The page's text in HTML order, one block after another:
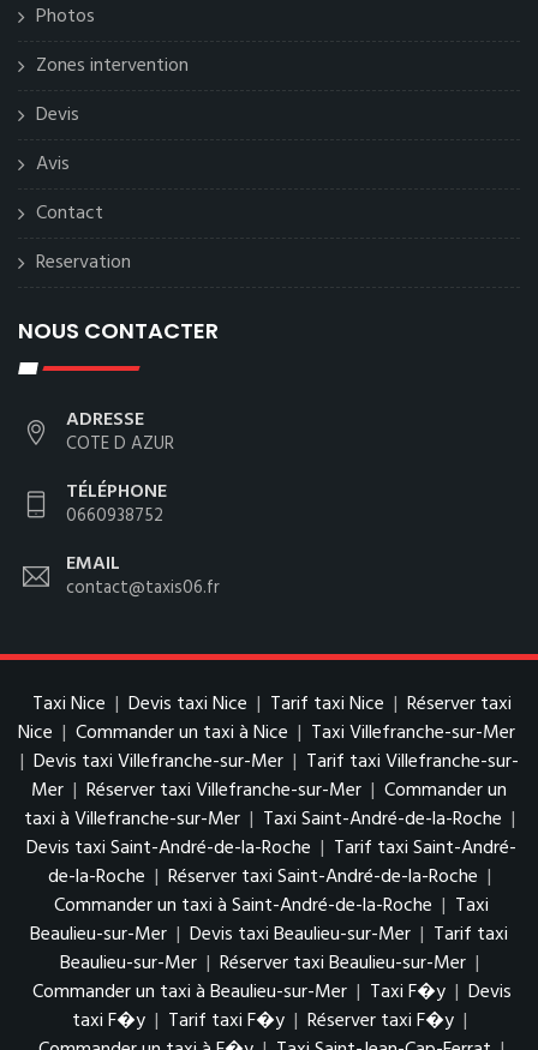
Photos
Zones intervention
Devis
Avis
Contact
Reservation
NOUS CONTACTER
ADRESSE
COTE D AZUR
TÉLÉPHONE
0660938752
EMAIL
contact@taxis06.fr
Taxi Nice | Devis taxi Nice | Tarif taxi Nice | Réserver taxi
Nice | Commander un taxi à Nice | Taxi Villefranche-sur-Mer
| Devis taxi Villefranche-sur-Mer | Tarif taxi Villefranche-sur-
Mer | Réserver taxi Villefranche-sur-Mer | Commander un
taxi à Villefranche-sur-Mer | Taxi Saint-André-de-la-Roche |
Devis taxi Saint-André-de-la-Roche | Tarif taxi Saint-André-
de-la-Roche | Réserver taxi Saint-André-de-la-Roche |
Commander un taxi à Saint-André-de-la-Roche | Taxi
Beaulieu-sur-Mer | Devis taxi Beaulieu-sur-Mer | Tarif taxi
Beaulieu-sur-Mer | Réserver taxi Beaulieu-sur-Mer |
Commander un taxi à Beaulieu-sur-Mer | Taxi F�y | Devis
taxi F�y | Tarif taxi F�y | Réserver taxi F�y |